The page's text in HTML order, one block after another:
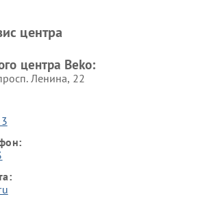
Beko Ремонт морозильных камер
центра
центра Beko:
Ленина, 22